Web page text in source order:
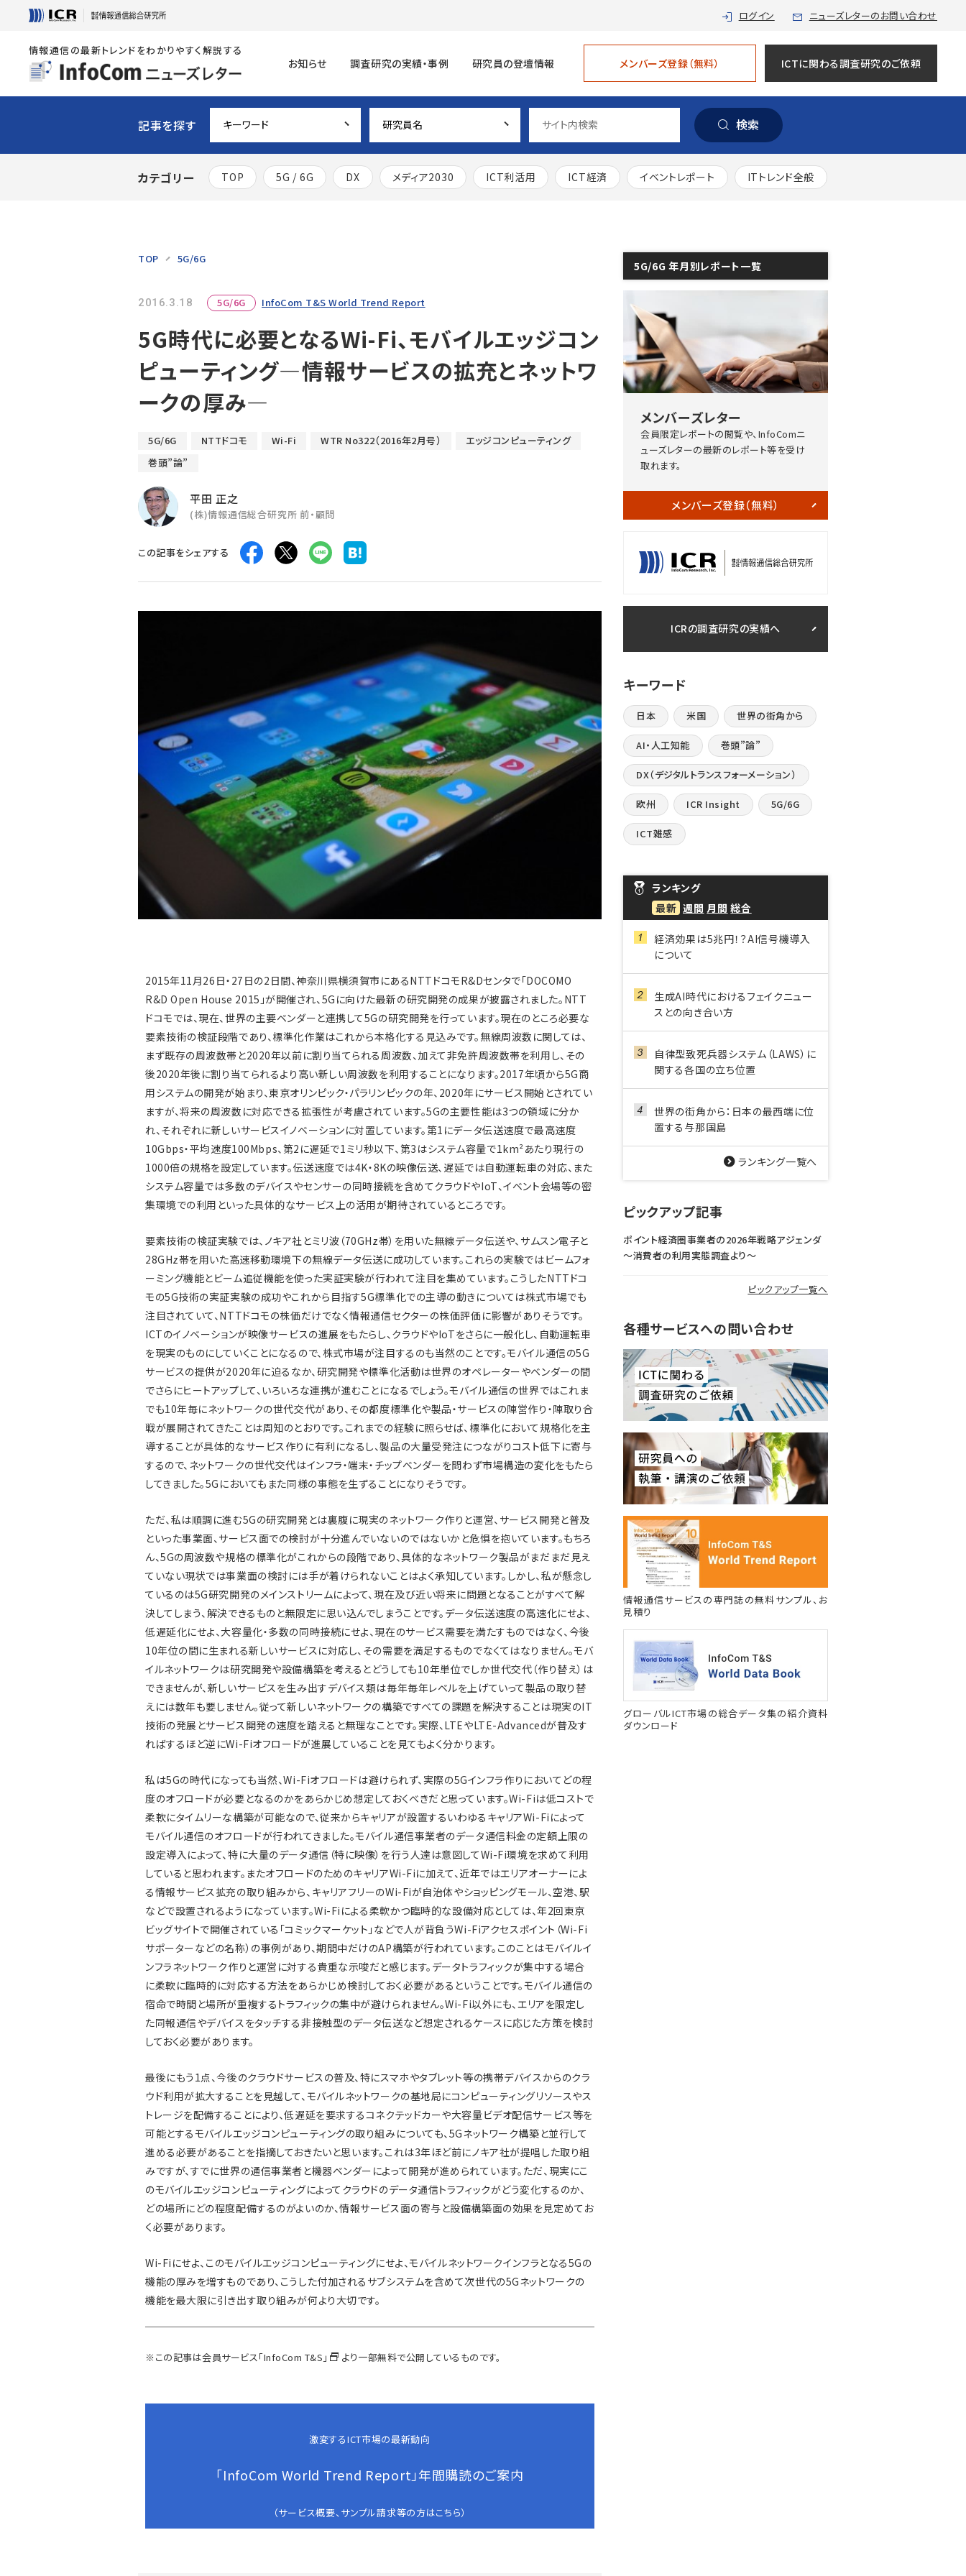
ログイン ニューズレターのお問い合わせ
情報通信の最新トレンドをわかりやすく解説する
お知らせ 調査研究の実績・事例 研究員の登壇情報 メンバーズ登録（無料） ICTに関わる調査研究のご依頼
記事を探す 検索
カテゴリー TOP 5G / 6G DX メディア2030 ICT利活用 ICT経済 イベントレポート ITトレンド全般
TOP 5G/6G
2016.3.18 5G/6G InfoCom T&S World Trend Report
5G時代に必要となるWi-Fi、モバイルエッジコン
ピューティング―情報サービスの拡充とネットワ
ークの厚み―
5G/6G NTTドコモ Wi-Fi WTR No322（2016年2月号）
エッジコンピューティング
巻頭”論”
平田 正之
(株)情報通信総合研究所 前・顧問
この記事をシェアする
2015年11月26日・27日の2日間、神奈川県横須賀市にあるNTTドコモR&Dセンタで「DOCOMO
R&D Open House 2015」が開催され、5Gに向けた最新の研究開発の成果が披露されました。NTT
ドコモでは、現在、世界の主要ベンダーと連携して5Gの研究開発を行っています。現在のところ必要な
要素技術の検証段階であり、標準化作業はこれから本格化する見込みです。無線周波数に関しては、
まず既存の周波数帯と2020年以前に割り当てられる周波数、加えて非免許周波数帯を利用し、その
後2020年後に割り当てられるより高い新しい周波数を利用することになります。2017年頃から5G商
用システムの開発が始まり、東京オリンピック・パラリンピックの年、2020年にサービス開始とされてい
ますが、将来の周波数に対応できる拡張性が考慮されています。5Gの主要性能は3つの領域に分か
れ、それぞれに新しいサービスイノベーションに対置しています。第1にデータ伝送速度で最高速度
10Gbps・平均速度100Mbps、第2に遅延で1ミリ秒以下、第3はシステム容量で1km²あたり現行の
1000倍の規格を設定しています。伝送速度では4K・8Kの映像伝送、遅延では自動運転車の対応、また
システム容量では多数のデバイスやセンサーの同時接続を含めてクラウドやIoT、イベント会場等の密
集環境での利用といった具体的なサービス上の活用が期待されているところです。
要素技術の検証実験では、ノキア社とミリ波（70GHz帯）を用いた無線データ伝送や、サムスン電子と
28GHz帯を用いた高速移動環境下の無線データ伝送に成功しています。これらの実験ではビームフォ
ーミング機能とビーム追従機能を使った実証実験が行われて注目を集めています。こうしたNTTドコ
モの5G技術の実証実験の成功やこれから目指す5G標準化での主導の動きについては株式市場でも
注目されていて、NTTドコモの株価だけでなく情報通信セクターの株価評価に影響がありそうです。
ICTのイノベーションが映像サービスの進展をもたらし、クラウドやIoTをさらに一般化し、自動運転車
を現実のものにしていくことになるので、株式市場が注目するのも当然のことです。モバイル通信の5G
サービスの提供が2020年に迫るなか、研究開発や標準化活動は世界のオペレーターやベンダーの間
でさらにヒートアップして、いろいろな連携が進むことになるでしょう。モバイル通信の世界ではこれま
でも10年毎にネットワークの世代交代があり、その都度標準化や製品・サービスの陣営作り・陣取り合
戦が展開されてきたことは周知のとおりです。これまでの経験に照らせば、標準化において規格化を主
導することが具体的なサービス作りに有利になるし、製品の大量受発注につながりコスト低下に寄与
するので、ネットワークの世代交代はインフラ・端末・チップベンダーを問わず市場構造の変化をもたら
してきました。5Gにおいてもまた同様の事態を生ずることになりそうです。
ただ、私は順調に進む5Gの研究開発とは裏腹に現実のネットワーク作りと運営、サービス開発と普及
といった事業面、サービス面での検討が十分進んでいないのではないかと危惧を抱いています。もちろ
ん、5Gの周波数や規格の標準化がこれからの段階であり、具体的なネットワーク製品がまだまだ見え
ていない現状では事業面の検討には手が着けられないことはよく承知しています。しかし、私が懸念し
ているのは5G研究開発のメインストリームによって、現在及び近い将来に問題となることがすべて解
決してしまう、解決できるものと無限定に思い込んでしまうことです。データ伝送速度の高速化にせよ、
低遅延化にせよ、大容量化・多数の同時接続にせよ、現在のサービス需要を満たすものではなく、今後
10年位の間に生まれる新しいサービスに対応し、その需要を満足するものでなくてはなりません。モバ
イルネットワークは研究開発や設備構築を考えるとどうしても10年単位でしか世代交代（作り替え）は
できませんが、新しいサービスを生み出すデバイス類は毎年毎年レベルを上げていって製品の取り替
えには数年も要しません。従って新しいネットワークの構築ですべての課題を解決することは現実のIT
技術の発展とサービス開発の速度を踏えると無理なことです。実際、LTEやLTE-Advancedが普及す
ればするほど逆にWi-Fiオフロードが進展していることを見てもよく分かります。
私は5Gの時代になっても当然、Wi-Fiオフロードは避けられず、実際の5Gインフラ作りにおいてどの程
度のオフロードが必要となるのかをあらかじめ想定しておくべきだと思っています。Wi-Fiは低コストで
柔軟にタイムリーな構築が可能なので、従来からキャリアが設置するいわゆるキャリアWi-Fiによって
モバイル通信のオフロードが行われてきました。モバイル通信事業者のデータ通信料金の定額上限の
設定導入によって、特に大量のデータ通信（特に映像）を行う人達は意図してWi-Fi環境を求めて利用
していると思われます。またオフロードのためのキャリアWi-Fiに加えて、近年ではエリアオーナーによ
る情報サービス拡充の取り組みから、キャリアフリーのWi-Fiが自治体やショッピングモール、空港、駅
などで設置されるようになっています。Wi-Fiによる柔軟かつ臨時的な設備対応としては、年2回東京
ビッグサイトで開催されている「コミックマーケット」などで人が背負うWi-Fiアクセスポイント（Wi-Fi
サポーターなどの名称）の事例があり、期間中だけのAP構築が行われています。このことはモバイルイ
ンフラネットワーク作りと運営に対する貴重な示唆だと感じます。データトラフィックが集中する場合
に柔軟に臨時的に対応する方法をあらかじめ検討しておく必要があるということです。モバイル通信の
宿命で時間と場所が重複するトラフィックの集中が避けられません。Wi-Fi以外にも、エリアを限定し
た同報通信やデバイスをタッチする非接触型のデータ伝送など想定されるケースに応じた方策を検討
しておく必要があります。
最後にもう1点、今後のクラウドサービスの普及、特にスマホやタブレット等の携帯デバイスからのクラ
ウド利用が拡大することを見越して、モバイルネットワークの基地局にコンピューティングリソースやス
トレージを配備することにより、低遅延を要求するコネクテッドカーや大容量ビデオ配信サービス等を
可能とするモバイルエッジコンピューティングの取り組みについても、5Gネットワーク構築と並行して
進める必要があることを指摘しておきたいと思います。これは3年ほど前にノキア社が提唱した取り組
みですが、すでに世界の通信事業者と機器ベンダーによって開発が進められています。ただ、現実にこ
のモバイルエッジコンピューティングによってクラウドのデータ通信トラフィックがどう変化するのか、
どの場所にどの程度配備するのがよいのか、情報サービス面の寄与と設備構築面の効果を見定めてお
く必要があります。
Wi-Fiにせよ、このモバイルエッジコンピューティングにせよ、モバイルネットワークインフラとなる5Gの
機能の厚みを増すものであり、こうした付加されるサブシステムを含めて次世代の5Gネットワークの
機能を最大限に引き出す取り組みが何より大切です。
※この記事は会員サービス 「InfoCom T&S」 より一部無料で公開しているものです。
激変するICT市場の最新動向
「InfoCom World Trend Report」年間購読のご案内
（サービス概要、サンプル請求等の方はこちら）
5G/6G 年月別レポート一覧
メンバーズレター
会員限定レポートの閲覧や、InfoComニ
ューズレターの最新のレポート等を受け
取れます。
メンバーズ登録（無料）
ICRの調査研究の実績へ
キーワード
日本 米国 世界の街角から
AI・人工知能 巻頭”論”
DX（デジタルトランスフォーメーション）
欧州 ICR Insight 5G/6G
ICT雑感
ランキング
最新 週間 月間 総合
経済効果は5兆円！？AI信号機導入
について
生成AI時代におけるフェイクニュー
スとの向き合い方
自律型致死兵器システム（LAWS）に
関する各国の立ち位置
世界の街角から：日本の最西端に位
置する与那国島
ランキング一覧へ
ピックアップ記事
ポイント経済圏事業者の2026年戦略アジェンダ
〜消費者の利用実態調査より〜
ピックアップ一覧へ
各種サービスへの問い合わせ
情報通信サービスの専門誌の無料サンプル、お
見積り
グローバルICT市場の総合データ集の紹介資料
ダウンロード